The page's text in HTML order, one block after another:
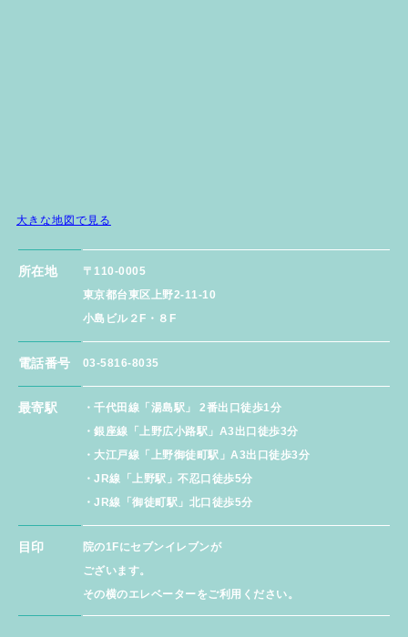
大きな地図で見る
所在地
〒110-0005
東京都台東区上野2-11-10
小島ビル２F・８F
電話番号 03-5816-8035
最寄駅
・千代田線「湯島駅」 2番出口徒歩1分
・銀座線「上野広小路駅」A3出口徒歩3分
・大江戸線「上野御徒町駅」A3出口徒歩3分
・JR線「上野駅」不忍口徒歩5分
・JR線「御徒町駅」北口徒歩5分
目印
院の1Fにセブンイレブンが
ございます。
その横のエレベーターをご利用ください。